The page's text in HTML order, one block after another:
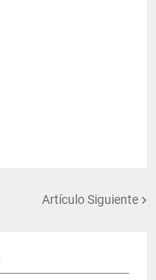
Artículo Siguiente